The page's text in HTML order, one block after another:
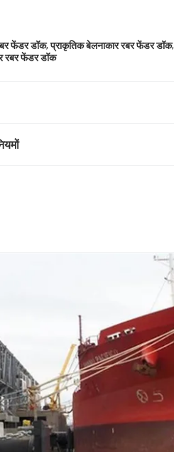
फेंडर डॉक,प्राकृतिक बेलनाकार रबर फेंडर डॉक,
रबर फेंडर डॉक